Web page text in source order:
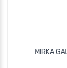
MIRKA